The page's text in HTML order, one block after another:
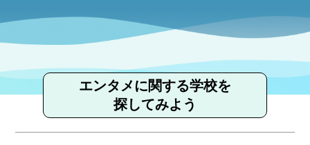
エンタメに関する学校を
探してみよう